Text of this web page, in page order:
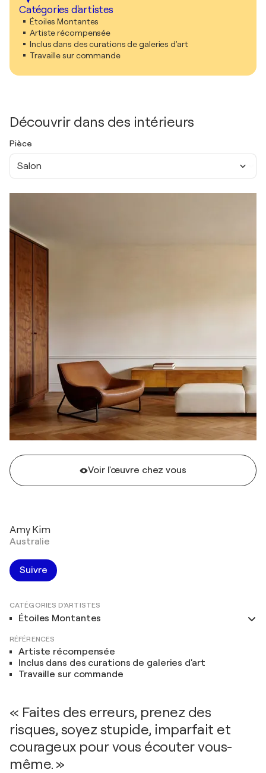
Catégories d'artistes
Étoiles Montantes
Artiste récompensée
Inclus dans des curations de galeries d'art
Travaille sur commande
Découvrir dans des intérieurs
Pièce
Salon
Voir l'œuvre chez vous
Amy Kim
Australie
Suivre
CATÉGORIES D'ARTISTES
Étoiles Montantes
RÉFÉRENCES
Artiste récompensée
Inclus dans des curations de galeries d'art
Travaille sur commande
« Faites des erreurs, prenez des
risques, soyez stupide, imparfait et
courageux pour vous écouter vous-
même. »